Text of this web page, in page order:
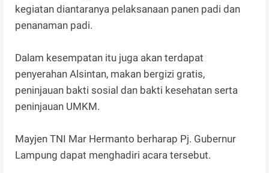
kegiatan diantaranya pelaksanaan panen padi dan
penanaman padi.
Dalam kesempatan itu juga akan terdapat
penyerahan Alsintan, makan bergizi gratis,
peninjauan bakti sosial dan bakti kesehatan serta
peninjauan UMKM.
Mayjen TNI Mar Hermanto berharap Pj. Gubernur
Lampung dapat menghadiri acara tersebut.